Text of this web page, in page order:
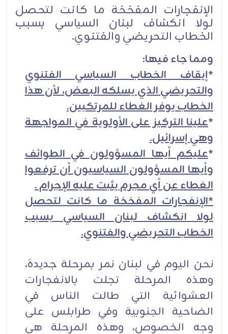
الإنفجارات المفخخة ما كانت لتحصل
لولا انكشاف لبنان السياسي بسبب
الخطاب التحريضي والفتنوي.
ومما جاء فيها:
*إيقاف الخطاب السياسي الفتنوي
والتحريضي الذي يسلكه البعض، لأن هذا
الخطاب يوفر الغطاء للمرتكبين.
*علينا التركيز على الأولوية في المواجهة
وهي إسرائيل.
*عليكم أيها المسؤولون في الطوائف
وأيها المسؤولون السياسيون أن ترفعوا
الغطاء عن أي مجرم يثبت عليه الإجرام .
*الإنفجارات المفخخة ما كانت لتحصل
لولا انكشاف لبنان السياسي بسبب
الخطاب التحريضي والفتنوي.
نحن اليوم في لبنان نمر بمرحلة جديدة،
وهذه المرحلة تجلت بالانفجارات
العشوائية التي طالت الناس في
الضاحية الجنوبية وفي طرابلس على
وجه الخصوص، وهذه المرحلة هي